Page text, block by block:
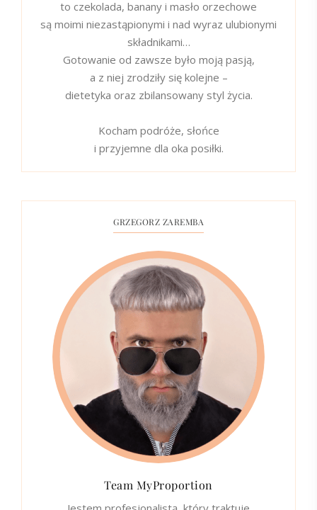
to czekolada, banany i masło orzechowe
są moimi niezastąpionymi i nad wyraz ulubionymi
składnikami…
Gotowanie od zawsze było moją pasją,
a z niej zrodziły się kolejne –
dietetyka oraz zbilansowany styl życia.
Kocham podróże, słońce
i przyjemne dla oka posiłki.
GRZEGORZ ZAREMBA
Team MyProportion